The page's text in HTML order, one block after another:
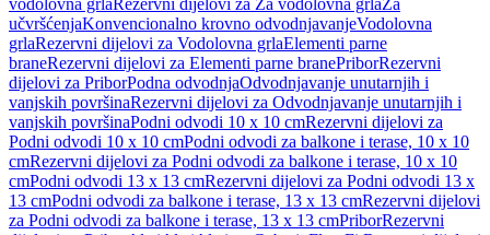
vodolovna grlaRezervni dijelovi za Za vodolovna grlaZa
učvršćenjaKonvencionalno krovno odvodnjavanjeVodolovna
grlaRezervni dijelovi za Vodolovna grlaElementi parne
braneRezervni dijelovi za Elementi parne branePriborRezervni
dijelovi za PriborPodna odvodnjaOdvodnjavanje unutarnjih i
vanjskih površinaRezervni dijelovi za Odvodnjavanje unutarnjih i
vanjskih površinaPodni odvodi 10 x 10 cmRezervni dijelovi za
Podni odvodi 10 x 10 cmPodni odvodi za balkone i terase, 10 x 10
cmRezervni dijelovi za Podni odvodi za balkone i terase, 10 x 10
cmPodni odvodi 13 x 13 cmRezervni dijelovi za Podni odvodi 13 x
13 cmPodni odvodi za balkone i terase, 13 x 13 cmRezervni dijelovi
za Podni odvodi za balkone i terase, 13 x 13 cmPriborRezervni